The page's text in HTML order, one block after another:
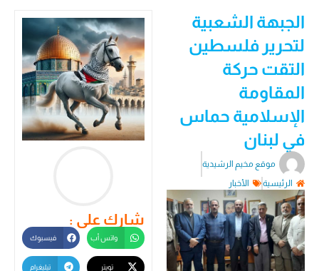
الجبهة الشعبية
لتحرير فلسطين
التقت حركة
المقاومة
الإسلامية حماس
في لبنان
موقع مخيم الرشيدية
الرئيسية
الأخبار
شارك على :
واتس أب فيسبوك
تيليغرام